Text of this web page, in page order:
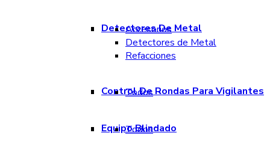
Detectores De Metal
Accesorios
Detectores de Metal
Refacciones
Control De Rondas Para Vigilantes
Todos
Equipo Blindado
Todos